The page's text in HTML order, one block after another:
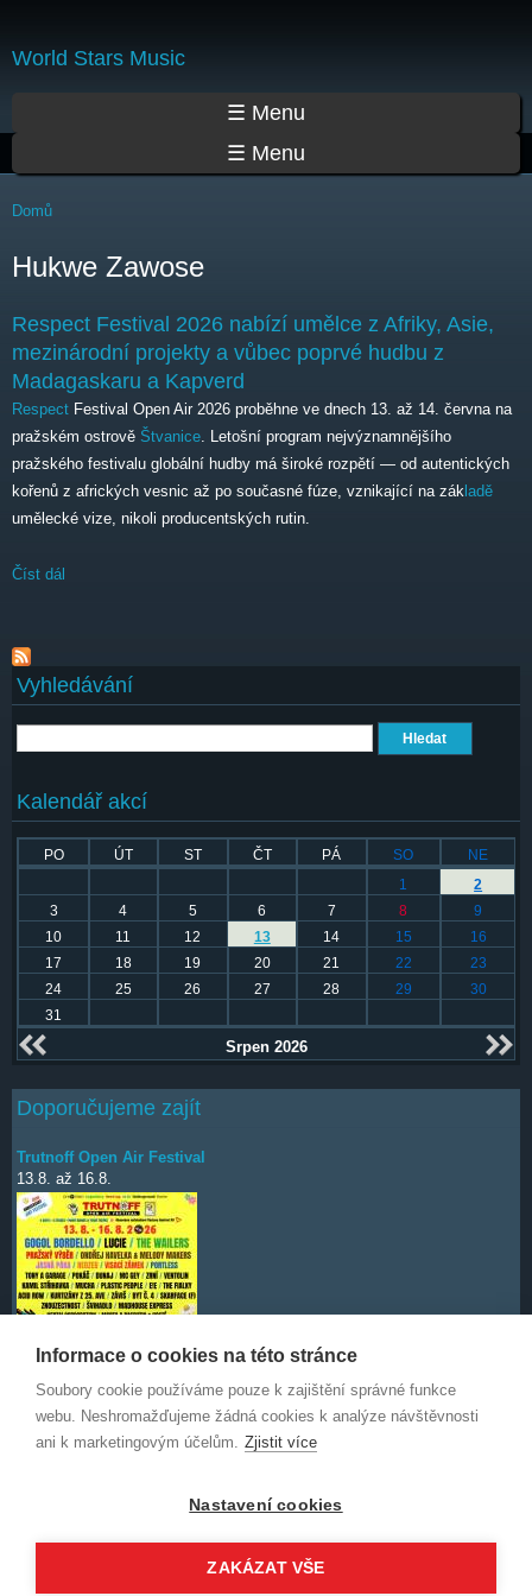
World Stars Music
☰ Menu
☰ Menu
Jste zde
Domů
Hukwe Zawose
Respect Festival 2026 nabízí umělce z Afriky, Asie,
mezinárodní projekty a vůbec poprvé hudbu z
Madagaskaru a Kapverd
Respect Festival Open Air 2026 proběhne ve dnech 13. až 14. června na
pražském ostrově Štvanice . Letošní program nejvýznamnějšího
pražského festivalu globální hudby má široké rozpětí — od autentických
kořenů z afrických vesnic až po současné fúze, vznikající na zák ladě
umělecké vize, nikoli producentských rutin.
Číst dál
Vyhledávání
Kalendář akcí
PO ÚT ST ČT PÁ SO
NE
1
2
3
4 5 6 7 8
9
10
11 12 13 14 15
16
17
18 19 20 21 22
23
24
25 26 27 28 29
30
31
Srpen 2026
Doporučujeme zajít
Trutnoff Open Air Festival
13.8. až 16.8.
Deep Purple
7.10.
Informace o cookies na této stránce
Soubory cookie používáme pouze k zajištění správné funkce
webu. Neshromažďujeme žádná cookies k analýze návštěvnosti
ani k marketingovým účelům. Zjistit více
Nastavení cookies
ZAKÁZAT VŠE